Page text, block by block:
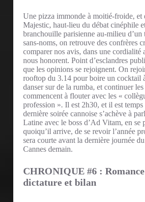
Une pizza immonde à moitié-froide, et
Majestic, haut-lieu du débat cinéphile
branchouille parisienne au-milieu d’un
sans-noms, on retrouve des confrères
comparer nos avis, dans une cordialité
nous honorent. Point d’esclandres
que les opinions se rejoignent. On
rooftop du 3.14 pour boire un cocktail
danser sur de la rumba, et continuer
commencent à flouter avec les «
profession ». Il est 2h30, et il est temps
dernière soirée cannoise s’achève à
Latine avec le boss d’Ad Vitam, en se
quoiqu’il arrive, de se revoir l’année
sera courte avant la dernière journée
Cannes demain.
CHRONIQUE #6 :
dictature et bilan